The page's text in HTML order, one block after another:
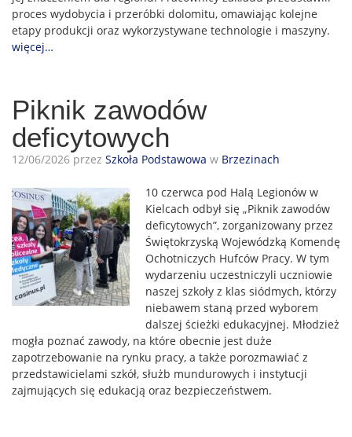
proces wydobycia i przeróbki dolomitu, omawiając kolejne
etapy produkcji oraz wykorzystywane technologie i maszyny.
więcej…
Piknik zawodów
deficytowych
12/06/2026 przez Szkoła Podstawowa w Brzezinach
10 czerwca pod Halą Legionów w
Kielcach odbył się „Piknik zawodów
deficytowych”, zorganizowany przez
Świętokrzyską Wojewódzką Komendę
Ochotniczych Hufców Pracy. W tym
wydarzeniu uczestniczyli uczniowie
naszej szkoły z klas siódmych, którzy
niebawem staną przed wyborem
dalszej ścieżki edukacyjnej. Młodzież
mogła poznać zawody, na które obecnie jest duże
zapotrzebowanie na rynku pracy, a także porozmawiać z
przedstawicielami szkół, służb mundurowych i instytucji
zajmujących się edukacją oraz bezpieczeństwem.